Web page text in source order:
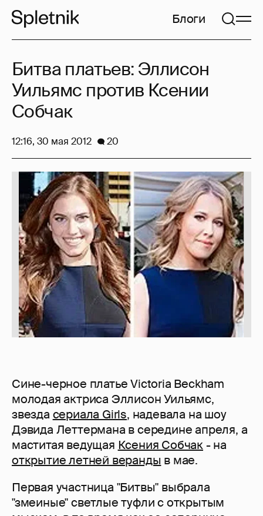
Блоги
Сине-черное платье Victoria Beckham
молодая актриса Эллисон Уильямс,
звезда сериала Girls, надевала на шоу
Дэвида Леттермана в середине апреля, а
маститая ведущая Ксения Собчак- на
открытие летней веранды в мае.
Первая участница "Битвы" выбрала
"змеиные" светлые туфли с открытым
Битва платьев: Эллисон
Уильямс против Ксении
Собчак
12:16, 30 мая 2012 20